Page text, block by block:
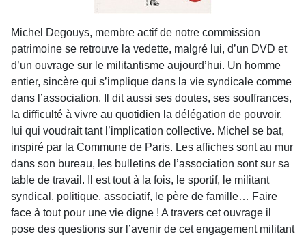
Michel Degouys, membre actif de notre commission
patrimoine se retrouve la vedette, malgré lui, d’un DVD et
d’un ouvrage sur le militantisme aujourd’hui. Un homme
entier, sincère qui s’implique dans la vie syndicale comme
dans l’association. Il dit aussi ses doutes, ses souffrances,
la difficulté à vivre au quotidien la délégation de pouvoir,
lui qui voudrait tant l’implication collective. Michel se bat,
inspiré par la Commune de Paris. Les affiches sont au mur
dans son bureau, les bulletins de l’association sont sur sa
table de travail. Il est tout à la fois, le sportif, le militant
syndical, politique, associatif, le père de famille… Faire
face à tout pour une vie digne ! A travers cet ouvrage il
pose des questions sur l’avenir de cet engagement militant